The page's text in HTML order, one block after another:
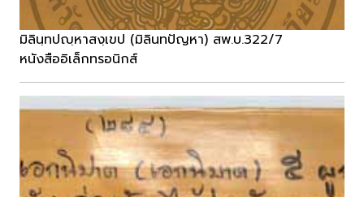
มิลินฺทปญฺหาสงฺเขป (มิลินทปัญหา) สพ.บ.322/7
หนังสืออิเล็กทรอนิกส์